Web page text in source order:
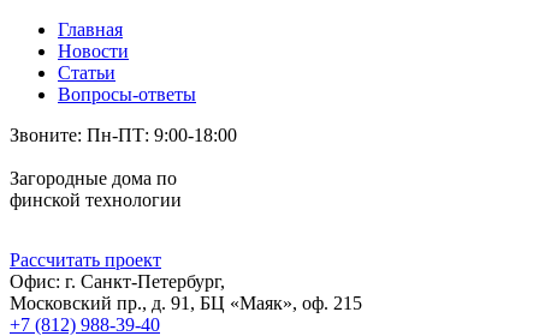
Главная
Новости
Статьи
Вопросы-ответы
Звоните: Пн-ПТ: 9:00-18:00
Загородные дома по
финской технологии
Рассчитать проект
Офис: г. Санкт-Петербург,
Московский пр., д. 91, БЦ «Маяк», оф. 215
+7 (812) 988-39-40